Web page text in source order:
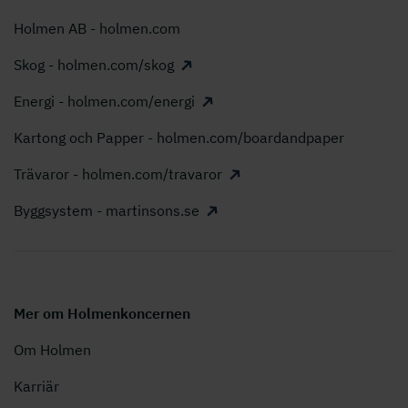
Holmen AB - holmen.com
Skog - holmen.com/skog
Energi - holmen.com/energi
Kartong och Papper - holmen.com/boardandpaper
Trävaror - holmen.com/travaror
Byggsystem - martinsons.se
Mer om Holmenkoncernen
Om Holmen
Karriär